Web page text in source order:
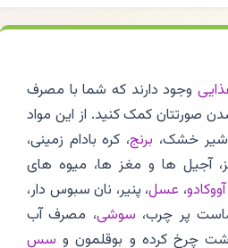
وجود دارند که شما با مصرف
صورتتان کمک کنید. از این مواد
شیر خشک، برنج، کره بادام زمینی،
آجیل ها و مغز ها، میوه های
آووکادو، عسل، پنیر، نان سبوس دار،
پر چرب، سوشی، مصرف آب
چرخ کرده و بوقلمون و سس